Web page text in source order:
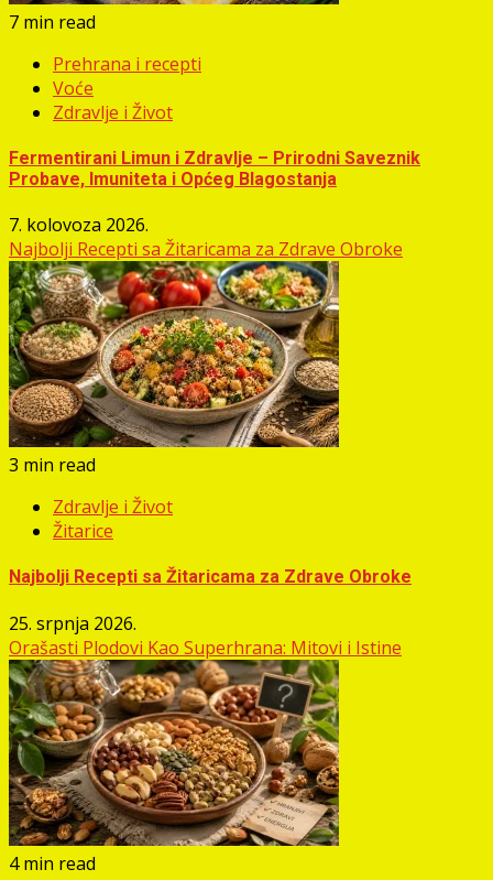
7 min read
Prehrana i recepti
Voće
Zdravlje i Život
Fermentirani Limun i Zdravlje – Prirodni Saveznik
Probave, Imuniteta i Općeg Blagostanja
7. kolovoza 2026.
Najbolji Recepti sa Žitaricama za Zdrave Obroke
3 min read
Zdravlje i Život
Žitarice
Najbolji Recepti sa Žitaricama za Zdrave Obroke
25. srpnja 2026.
Orašasti Plodovi Kao Superhrana: Mitovi i Istine
4 min read